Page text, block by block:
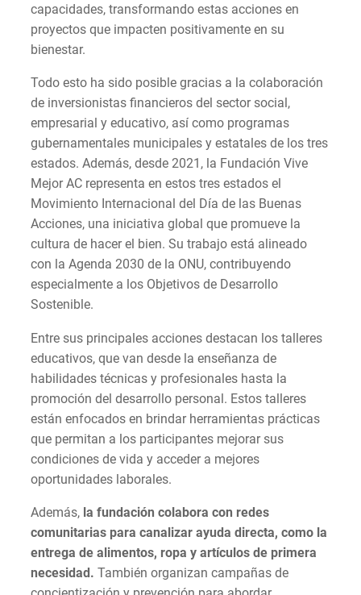
capacidades, transformando estas acciones en
proyectos que impacten positivamente en su
bienestar.
Todo esto ha sido posible gracias a la colaboración
de inversionistas financieros del sector social,
empresarial y educativo, así como programas
gubernamentales municipales y estatales de los tres
estados. Además, desde 2021, la Fundación Vive
Mejor AC representa en estos tres estados el
Movimiento Internacional del Día de las Buenas
Acciones, una iniciativa global que promueve la
cultura de hacer el bien. Su trabajo está alineado
con la Agenda 2030 de la ONU, contribuyendo
especialmente a los Objetivos de Desarrollo
Sostenible.
Entre sus principales acciones destacan los talleres
educativos, que van desde la enseñanza de
habilidades técnicas y profesionales hasta la
promoción del desarrollo personal. Estos talleres
están enfocados en brindar herramientas prácticas
que permitan a los participantes mejorar sus
condiciones de vida y acceder a mejores
oportunidades laborales.
Además, la fundación colabora con redes
comunitarias para canalizar ayuda directa, como la
entrega de alimentos, ropa y artículos de primera
necesidad. También organizan campañas de